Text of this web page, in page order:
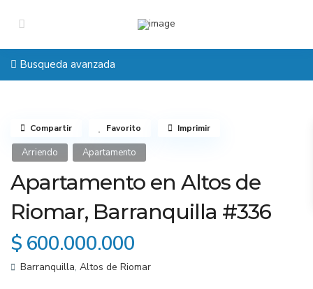
Busqueda avanzada
Arriendo Apartamento
Apartamento en Altos de
Riomar, Barranquilla #336
$ 600.000.000
Barranquilla, Altos de Riomar
Compartir Favorito Imprimir